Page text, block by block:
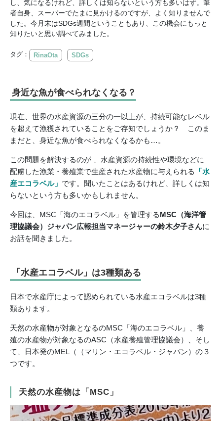
し、気になるけれど、詳しくは知らないという方も多いはず。筆
者自身、スーパーでたまに見かけるのですが、よく知りませんで
した。今月末はSDGs週間ということもあり、この機会にもっと
知りたいと思い調べてみました。
タグ： RinaOta SDGs
身近な魚が食べられなくなる？
現在、世界の水産資源の三分の一以上が、持続可能なレベル
を超えて漁獲されていることをご存知でしょうか？ このま
まだと、身近な魚が食べられなくなるかも…。
この問題を解決するのが 、水産資源の持続性や環境などに
配慮した漁業・養殖業で生産された水産物に与えられる
「水
産エコラベル」 です。聞いたことはあるけれど、詳しくは知
らないという方も多いかもしれません。
今回は、MSC「海のエコラベル」を管理するMSC （海洋管
理協議会） ジャパン広報担当マネージャーの鈴木夕子さんに
お話を聞きました。
「水産エコラベル」は3種類ある
日本で水産庁によって認められている水産エコラベルは3種
類あります。
天然の水産物が対象となるのMSC「海のエコラベル」、養
殖の水産物が対象なるのASC（水産養殖管理協議会）、そし
て、日本発のMEL（（マリン・エコラベル・ジャパン）の３
つです。
天然の水産物は「MSC」